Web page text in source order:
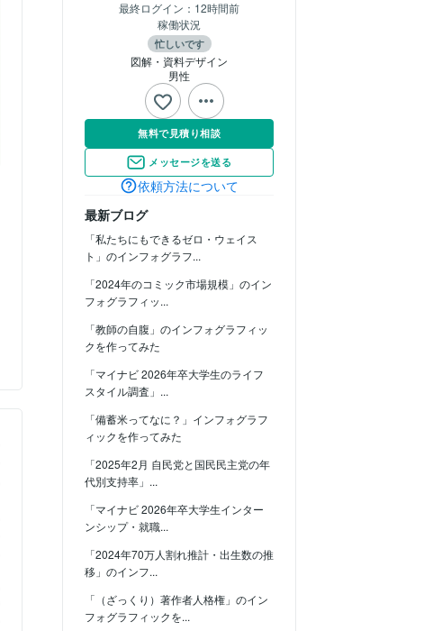
最終ログイン： 12時間前
稼働状況
忙しいです
図解・資料デザイン
男性
無料で見積り相談
メッセージを送る
依頼方法について
最新ブログ
「私たちにもできるゼロ・ウェイス
ト」のインフォグラフ...
「2024年のコミック市場規模」のイン
フォグラフィッ...
「教師の自腹」のインフォグラフィッ
クを作ってみた
「マイナビ 2026年卒大学生のライフ
スタイル調査」...
「備蓄米ってなに？」インフォグラフ
ィックを作ってみた
「2025年2月 自民党と国民民主党の年
代別支持率」...
「マイナビ 2026年卒大学生インター
ンシップ・就職...
「2024年70万人割れ推計・出生数の推
移」のインフ...
「（ざっくり）著作者人格権」のイン
フォグラフィックを...